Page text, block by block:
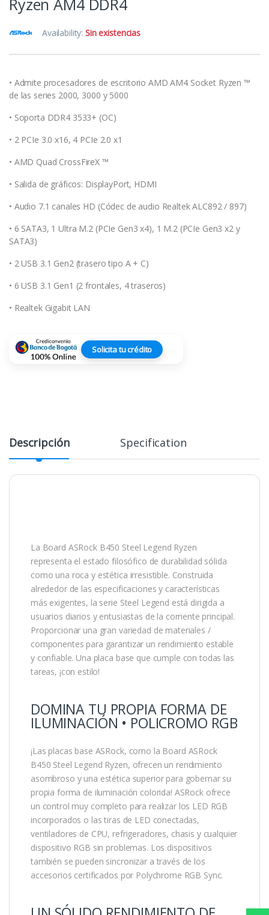
Ryzen AM4 DDR4
Availability:Sin existencias
• Admite procesadores de escritorio AMD AM4 Socket Ryzen ™
de las series 2000, 3000 y 5000
• Soporta DDR4 3533+ (OC)
• 2 PCIe 3.0 x16, 4 PCIe 2.0 x1
• AMD Quad CrossFireX ™
• Salida de gráficos: DisplayPort, HDMI
• Audio 7.1 canales HD (Códec de audio Realtek ALC892 / 897)
• 6 SATA3, 1 Ultra M.2 (PCIe Gen3 x4), 1 M.2 (PCIe Gen3 x2 y
SATA3)
• 2 USB 3.1 Gen2 (trasero tipo A + C)
• 6 USB 3.1 Gen1 (2 frontales, 4 traseros)
• Realtek Gigabit LAN
Solicita tu crédito
Descripción Specification
La Board ASRock B450 Steel Legend Ryzen
representa el estado filosófico de durabilidad sólida
como una roca y estética irresistible. Construida
alrededor de las especificaciones y características
más exigentes, la serie Steel Legend está dirigida a
usuarios diarios y entusiastas de la corriente principal.
Proporcionar una gran variedad de materiales /
componentes para garantizar un rendimiento estable
y confiable. Una placa base que cumple con todas las
tareas, ¡con estilo!
DOMINA TU PROPIA FORMA DE
ILUMINACIÓN • POLICROMO RGB
¡Las placas base ASRock, como la Board ASRock
B450 Steel Legend Ryzen, ofrecen un rendimiento
asombroso y una estética superior para gobernar su
propia forma de iluminación colorida! ASRock ofrece
un control muy completo para realizar los LED RGB
incorporados o las tiras de LED conectadas,
ventiladores de CPU, refrigeradores, chasis y cualquier
dispositivo RGB sin problemas. Los dispositivos
también se pueden sincronizar a través de los
accesorios certificados por Polychrome RGB Sync.